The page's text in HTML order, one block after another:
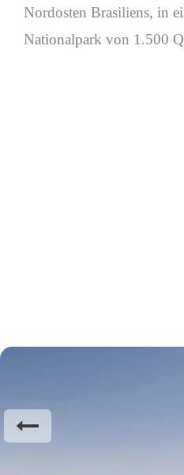
Nordosten Brasiliens, in
Nationalpark von 1.500